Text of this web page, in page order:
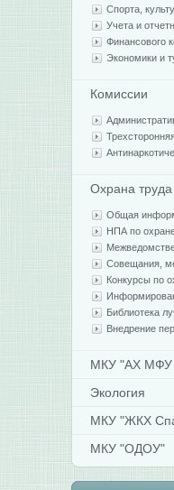
Спорта,
Учета и
Финансового
Экономики и
Комиссии
Охрана труда
Общая
НПА по
Совещания,
Конкурсы по
Библиотека
Внедрение
МКУ "АХ
Экология
МКУ "ЖКХ
МКУ "ОДОУ"